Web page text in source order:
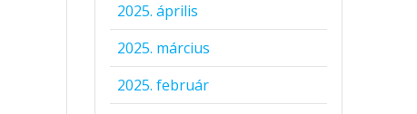
2025. április
2025. március
2025. február